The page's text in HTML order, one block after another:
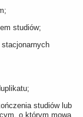
studiów;
studiów lub
o którym mowa